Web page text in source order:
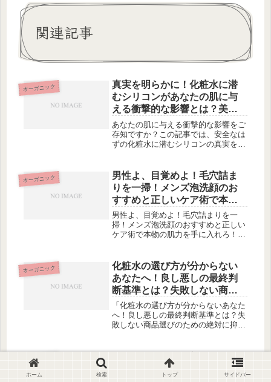
関連記事
オーガニック
真実を明らかに！化粧水に潜
むシリコンがあなたの肌に与
える衝撃的な影響とは？美肌
のための解説を紐解く
あなたの肌に与える衝撃的な影響をご
存知ですか？この記事では、安全なは
ずの化粧水に潜むシリコンの真実を明
て、よく使われるシリコン成分である
ジメチコンや揮発性のあるシクロメチ
コ...
オーガニック
男性よ、目覚めよ！毛穴詰ま
りを一掃！メンズ泡洗顔のお
すすめと正しいケア術で本物
の肌力を手に入れろ！
男性よ、目覚めよ！毛穴詰まりを一
掃！メンズ泡洗顔のおすすめと正しい
ケア術で本物の肌力を手に入れろ！男
り除くぬるま湯で洗い流し肌をリフレ
ッシュスキンケアで毛穴を守りながら
保湿...
オーガニック
化粧水の選び方が分からない
あなたへ！良し悪しの最終判
断基準とは？失敗しない商品
選びのための絶対に抑えてお
きたい５つの鉄則。これを読
めばもう迷わない！
「化粧水の選び方が分からないあなた
へ！良し悪しの最終判断基準とは？失
敗しない商品選びのための絶対に抑え
び、私たちにとってもなかなか難しい
ものですよね。さあ、安心してくださ
オーガニック
オーガニックって何？それは
単なる有潔野菜のこと？ 思い
ホーム 検索 トップ サイドバー